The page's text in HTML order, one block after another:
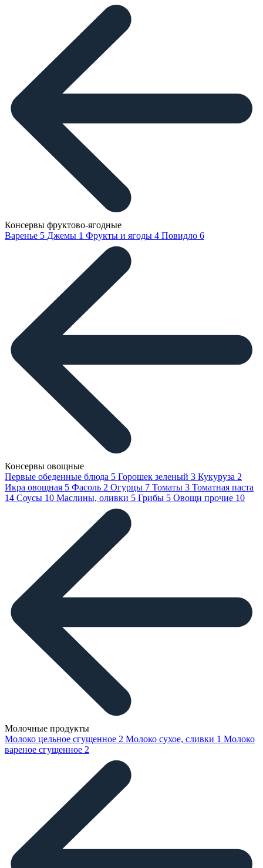
Консервы фруктово-ягодные
Варенье 5 Джемы 1 Фрукты и ягоды 4 Повидло 6
Консервы овощные
Первые обеденные блюда 5 Горошек зеленый 3 Кукуруза 2
Икра овощная 5 Фасоль 2 Огурцы 7 Томаты 3 Томатная паста
14 Соусы 10 Маслины, оливки 5 Грибы 5 Овощи прочие 10
Молочные продукты
Молоко цельное сгущенное 2 Молоко сухое, сливки 1 Молоко
вареное сгущенное 2